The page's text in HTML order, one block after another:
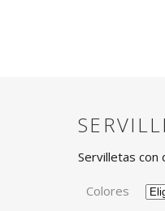
Servilletas con
Colores